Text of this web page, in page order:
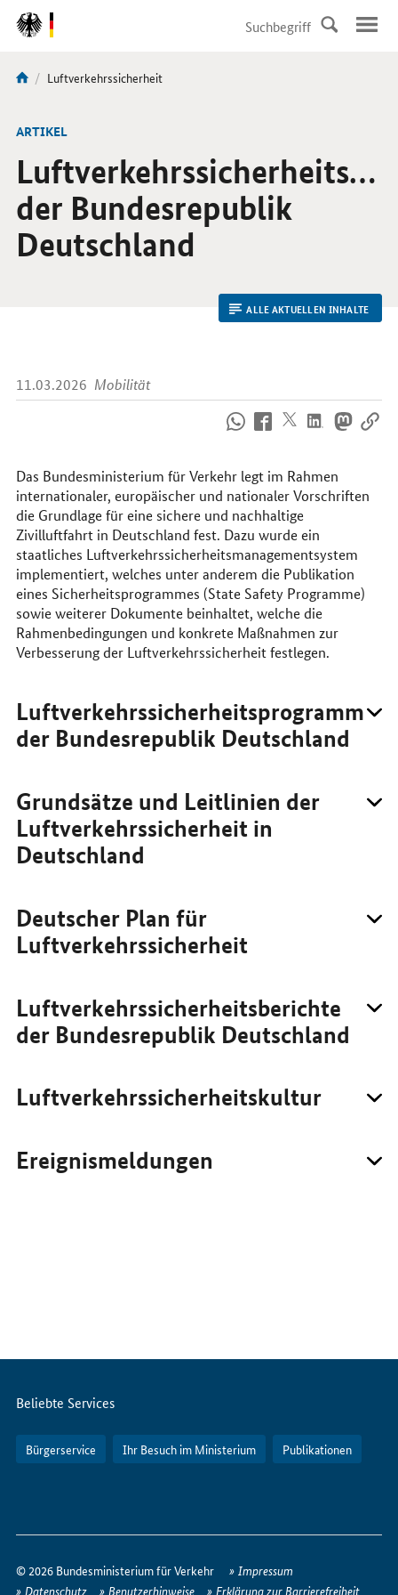
DirektZu:
Navigation
Sie
hier:
Aktuelle
Luftverkehrssicherheit
ARTIKEL
Luftverkehrssicherheits
der Bundesrepublik
Deutschland
ALLE AKTUELLEN INHALTE
11.03.2026 Mobilität
uns
im
Internet
Das Bundesministerium für Verkehr legt im Rahmen
internationaler, europäischer und nationaler Vorschriften
die Grundlage für eine sichere und nachhaltige
Zivilluftfahrt in Deutschland fest. Dazu wurde ein
staatliches Luftverkehrssicherheitsmanagementsystem
implementiert, welches unter anderem die Publikation
eines Sicherheitsprogrammes (State Safety Programme)
sowie weiterer Dokumente beinhaltet, welche die
Rahmenbedingungen und konkrete Maßnahmen zur
Verbesserung der Luftverkehrssicherheit festlegen.
Luftverkehrssicherheitsprogramm
der Bundesrepublik Deutschland
Grundsätze und Leitlinien der
Luftverkehrssicherheit in
Deutschland
Deutscher Plan für
Luftverkehrssicherheit
Luftverkehrssicherheitsberichte
der Bundesrepublik Deutschland
Luftverkehrssicherheitskultur
Ereignismeldungen
Servicemenü
Beliebte Services
Bürgerservice Ihr Besuch im Ministerium Publikationen
erreichen
Sie
© 2026 Bundesministerium für Verkehr
Impressum
Datenschutz
Benutzerhinweise Erklärung zur Barrierefreiheit